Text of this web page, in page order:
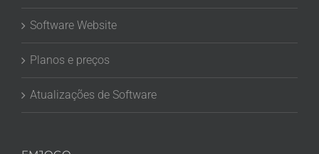
Software Website
Planos e preços
Atualizações de Software